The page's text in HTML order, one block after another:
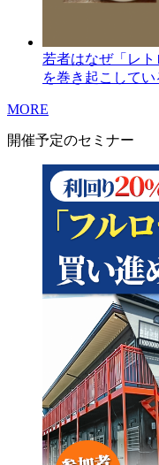
若者はなぜ「レ
を巻き起こして
MORE
開催予定のセミナー